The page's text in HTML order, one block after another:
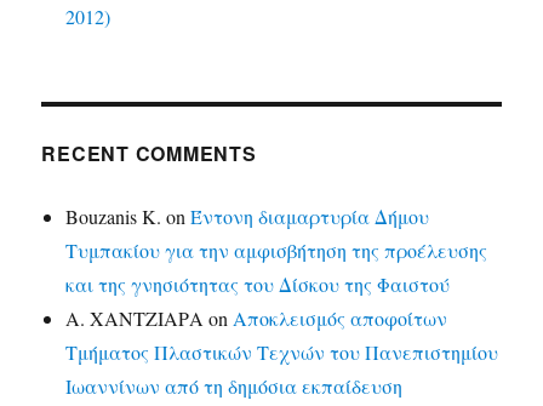
2012)
RECENT COMMENTS
Bouzanis K. onΈντονη διαμαρτυρία Δήμου
Τυμπακίου για την αμφισβήτηση της προέλευσης
και της γνησιότητας του Δίσκου της Φαιστού
Α. ΧΑΝΤΖΙΑΡΑ on Αποκλεισμός αποφοίτων
Τμήματος Πλαστικών Τεχνών του Πανεπιστημίου
Ιωαννίνων από τη δημόσια εκπαίδευση